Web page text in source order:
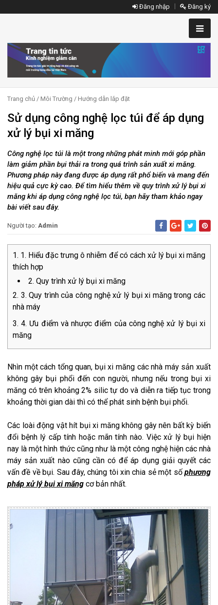
Đăng nhập Đăng ký
Trang chủ / Môi Trường / Hướng dẫn lắp đặt
Sử dụng công nghệ lọc túi để áp dụng
xử lý bụi xi măng
Công nghệ lọc túi là một trong những phát minh mới góp phần
làm giảm phần bụi thải ra trong quá trình sản xuất xi măng.
Phương pháp này đang được áp dụng rất phổ biến và mang đến
hiệu quả cực kỳ cao. Để tìm hiểu thêm về quy trình xử lý bụi xi
măng khi áp dụng công nghệ lọc túi, bạn hãy tham khảo ngay
bài viết sau đây.
Người tạo: Admin
1. Hiểu đặc trưng ô nhiễm để có cách xử lý bụi xi măng
thích hợp
2. Quy trình xử lý bụi xi măng
3. Quy trình của công nghệ xử lý bụi xi măng trong các
nhà máy
4. Ưu điểm và nhược điểm của công nghệ xử lý bụi xi
măng
Nhìn một cách tổng quan, bụi xi măng các nhà máy sản xuất
không gây bụi phổi đến con người, nhưng nếu trong bụi xi
măng có trên khoảng 2% silic tự do và diễn ra tiếp tục trong
khoảng thời gian dài thì có thể phát sinh bệnh bụi phổi.
Các loài động vật hít bụi xi măng không gây nên bất kỳ biến
đổi bệnh lý cấp tính hoặc mãn tính nào. Việc xử lý bụi hiện
nay là một hình thức cũng như là một công nghệ hiện các nhà
máy sản xuất nào cũng cần có để áp dụng giải quyết các
vấn đề về bụi. Sau đây, chúng tôi xin chia sẻ một số phương
pháp xử lý bụi xi măng cơ bản nhất.